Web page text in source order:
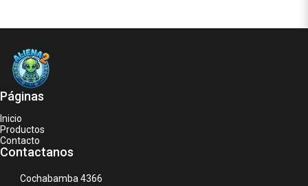
Páginas
Inicio
Productos
Contacto
Contactanos
Cochabamba 4366